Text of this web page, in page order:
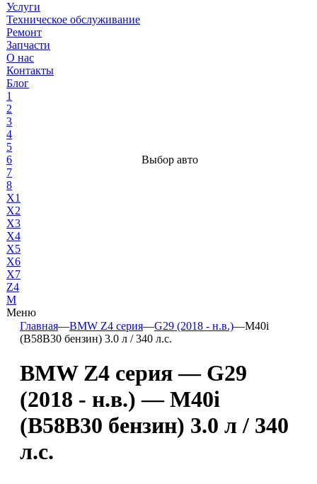
Услуги
Техническое обслуживание
Ремонт
Запчасти
О нас
Контакты
Блог
1
2
3
4
5
6
7
8
X1
X2
X3
X4
X5
X6
X7
Z4
М
Меню
Выбор авто
Главная—BMW Z4 серия—G29 (2018 - н.в.)—M40i
(B58B30 бензин) 3.0 л / 340 л.с.
BMW Z4 серия — G29
(2018 - н.в.) — M40i
(B58B30 бензин) 3.0 л / 340
л.с.